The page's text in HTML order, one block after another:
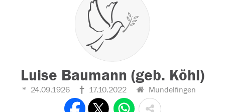
Luise Baumann (geb. Köhl)
24.09.1926 17.10.2022 Mundelfingen